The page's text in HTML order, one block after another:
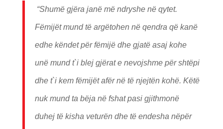
“Shumë gjëra janë më ndryshe në qytet.
Fëmijët mund të argëtohen në qendra që kanë
edhe këndet për fëmijë dhe gjatë asaj kohe
unë mund t`i blej gjërat e nevojshme për shtëpi
dhe t`i kem fëmijët afër në të njejtën kohë. Këtë
nuk mund ta bëja në fshat pasi gjithmonë
duhej të kisha veturën dhe të endesha nëpër